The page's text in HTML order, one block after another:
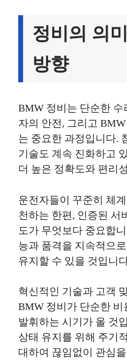
정비의 의
방향
BMW 정비는 단순한 수
자의 안전, 그리고
는 중요한 과정입니다.
기술도 계속 진화하고
더 높은 정확도와 편리
운전자들이 꾸준히 체
천하는 한편, 인증된 서
도가 무엇보다 중요합
능과 품격을 지속적으
유지할 수 있을 것입니
혁신적인 기술과 고객
BMW 정비가 단순한
발휘하는 시기가 올 것
상태 유지를 위해 주기
대하여 끊임없이 관심